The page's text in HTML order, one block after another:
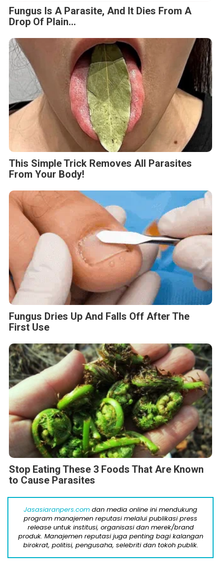
Fungus Is A Parasite, And It Dies From A
Drop Of Plain...
This Simple Trick Removes All Parasites
From Your Body!
Fungus Dries Up And Falls Off After The
First Use
Stop Eating These 3 Foods That Are Known
to Cause Parasites
Jasasiaranpers.com dan media online ini mendukung
program manajemen reputasi melalui publikasi press
release untuk institusi, organisasi dan merek/brand
produk. Manajemen reputasi juga penting bagi kalangan
birokrat, politisi, pengusaha, selebriti dan tokoh publik.